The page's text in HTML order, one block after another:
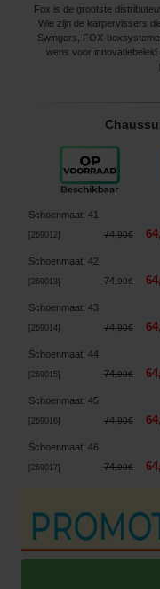
Fox is de grootste
Wie zijn de karpervissers
Swingers, FOX-
wens voor
Schoenmaat: 41
269012] 74,90€ 64,
Schoenmaat: 42
269013 ] 74,90€ 64,
Schoenmaat: 43
269014] 74,90€ 64,
Schoenmaat: 44
269015] 74,90€ 64,
Schoenmaat: 45
269016] 74,90€ 64,
Schoenmaat: 46
269017] 74,90€ 64,